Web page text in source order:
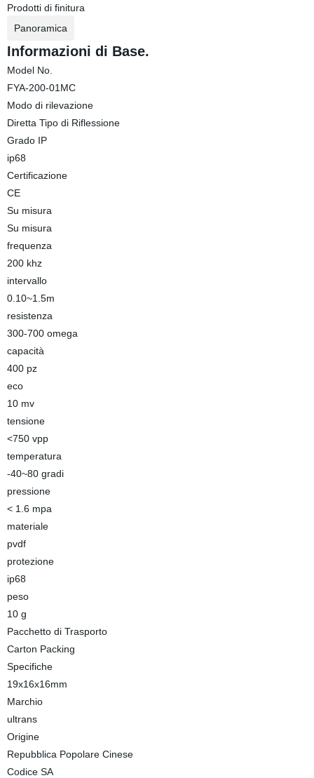
Prodotti di finitura
Panoramica
Informazioni di Base.
Model No.
FYA-200-01MC
Modo di rilevazione
Diretta Tipo di Riflessione
Grado IP
ip68
Certificazione
CE
Su misura
Su misura
frequenza
200 khz
intervallo
0.10~1.5m
resistenza
300-700 omega
capacità
400 pz
eco
10 mv
tensione
<750 vpp
temperatura
-40~80 gradi
pressione
< 1.6 mpa
materiale
pvdf
protezione
ip68
peso
10 g
Pacchetto di Trasporto
Carton Packing
Specifiche
19x16x16mm
Marchio
ultrans
Origine
Repubblica Popolare Cinese
Codice SA